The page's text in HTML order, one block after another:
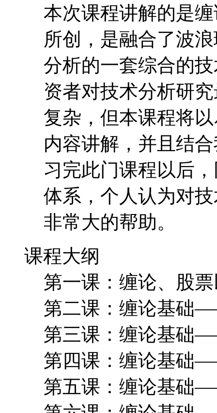
复杂，但本课程将
内容讲解，并且结
习完此门课程以后
体系，个人认为对
非常大的帮助。
课程大纲
第一课：缠论、股
第二课：缠论基础
第三课：缠论基础
第四课：缠论基础
第五课：缠论基础
第六课：缠论基础
第七课：缠论实战
第八课：改善股票
授课讲师